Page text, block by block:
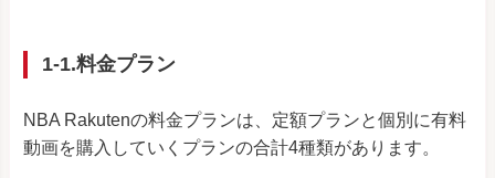
1-1.料金プラン
NBA Rakutenの料金プランは、定額プランと個別に有料
動画を購入していくプランの合計4種類があります。